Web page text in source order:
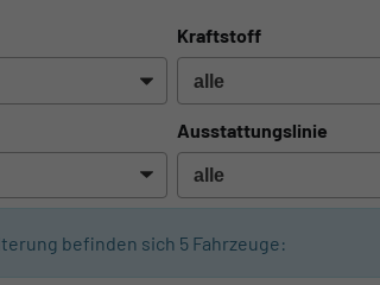
Kraftstoff
Ausstattungslinie
befinden sich 5 Fahrzeuge: